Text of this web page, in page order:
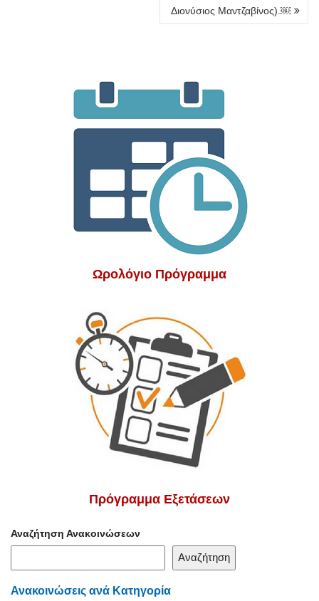
Διονύσιος Μαντζαβίνος).￼
Ωρολόγιο Πρόγραμμα
Πρόγραμμα Εξετάσεων
Αναζήτηση Ανακοινώσεων
Αναζήτηση
Ανακοινώσεις ανά Κατηγορία